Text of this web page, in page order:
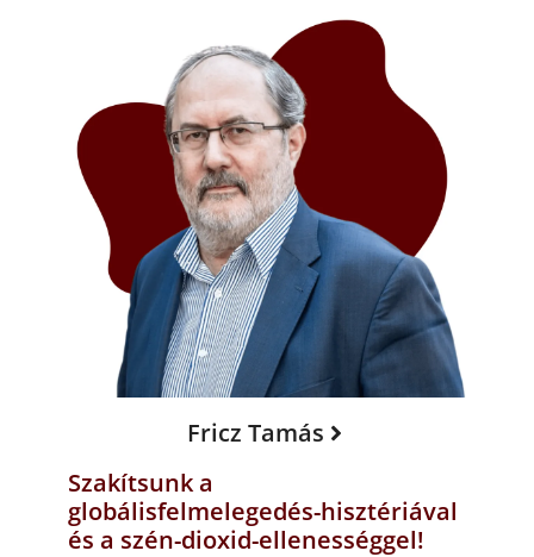
Fricz Tamás
Szakítsunk a
globálisfelmelegedés-hisztériával
és a szén-dioxid-ellenességgel!